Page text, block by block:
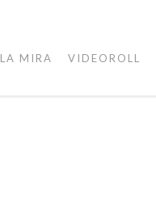
LA MIRA VIDEOROLL